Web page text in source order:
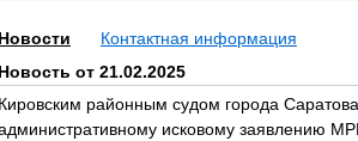
Новости
Контактная информация
Новость от 21.02.2025
Кировским районным судом города
исковому заявлению